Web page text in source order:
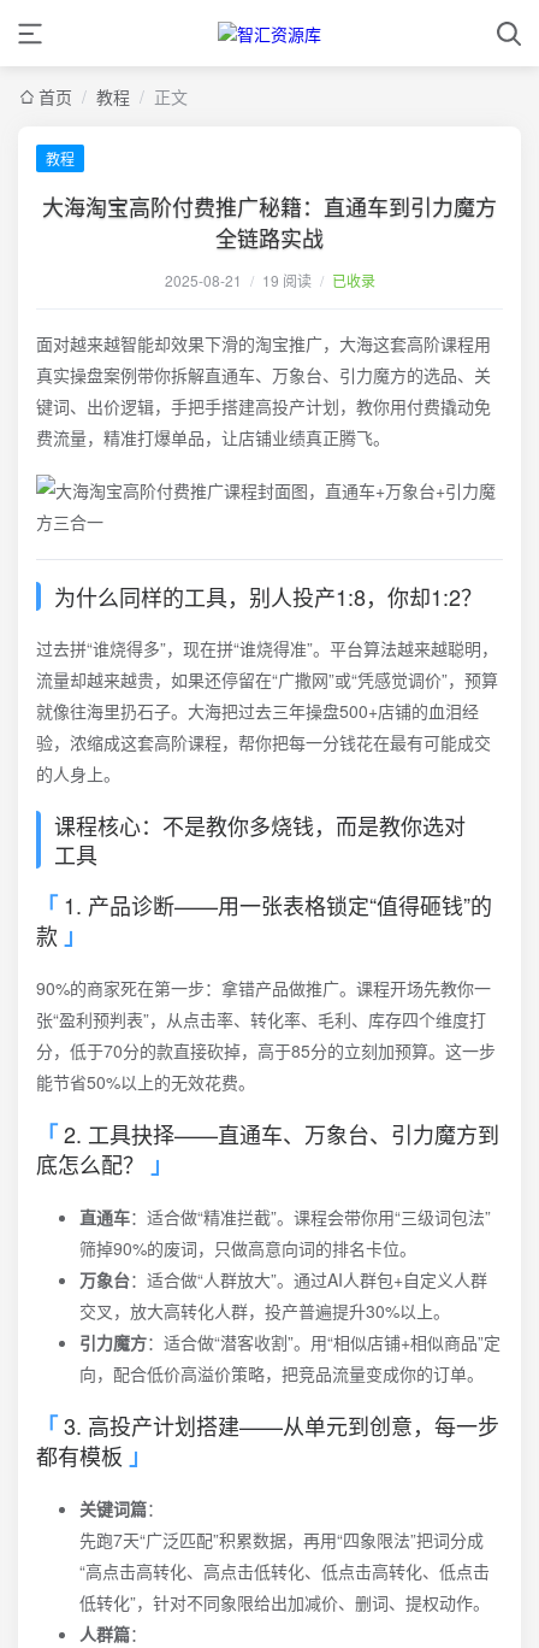
首页 / 教程 / 正文
教程
大海淘宝高阶付费推广秘籍：直通车到引力魔方
全链路实战
2025-08-21 / 19 阅读 / 已收录
面对越来越智能却效果下滑的淘宝推广，大海这套高阶课程用
真实操盘案例带你拆解直通车、万象台、引力魔方的选品、关
键词、出价逻辑，手把手搭建高投产计划，教你用付费撬动免
费流量，精准打爆单品，让店铺业绩真正腾飞。
为什么同样的工具，别人投产1:8，你却1:2？
过去拼“谁烧得多”，现在拼“谁烧得准”。平台算法越来越聪明，
流量却越来越贵，如果还停留在“广撒网”或“凭感觉调价”，预算
就像往海里扔石子。大海把过去三年操盘500+店铺的血泪经
验，浓缩成这套高阶课程，帮你把每一分钱花在最有可能成交
的人身上。
课程核心：不是教你多烧钱，而是教你选对
工具
1. 产品诊断——用一张表格锁定“值得砸钱”的
款
90%的商家死在第一步：拿错产品做推广。课程开场先教你一
张“盈利预判表”，从点击率、转化率、毛利、库存四个维度打
分，低于70分的款直接砍掉，高于85分的立刻加预算。这一步
能节省50%以上的无效花费。
2. 工具抉择——直通车、万象台、引力魔方到
底怎么配？
直通车：适合做“精准拦截”。课程会带你用“三级词包法”
筛掉90%的废词，只做高意向词的排名卡位。
万象台：适合做“人群放大”。通过AI人群包+自定义人群
交叉，放大高转化人群，投产普遍提升30%以上。
引力魔方：适合做“潜客收割”。用“相似店铺+相似商品”定
向，配合低价高溢价策略，把竞品流量变成你的订单。
3. 高投产计划搭建——从单元到创意，每一步
都有模板
关键词篇：
先跑7天“广泛匹配”积累数据，再用“四象限法”把词分成
“高点击高转化、高点击低转化、低点击高转化、低点击
低转化”，针对不同象限给出加减价、删词、提权动作。
人群篇：